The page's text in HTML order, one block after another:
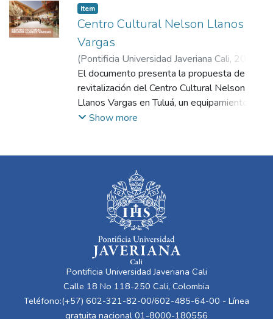
Item
Centro Cultural Nelson Llanos
Vargas
(Pontificia Universidad Javeriana Cali, 2025
López Losada, Valentina;Guardiola Lince,
Carolina
El documento presenta la propuesta de
revitalización del Centro Cultural Nelson
Llanos Vargas en Tuluá, un equipamiento
comunitario con fuerte valor simbólico para
deterioro estructural y funcional del centro
actual, pero también su papel como eje de
memoria, encuentro y formación cultural. La
propuesta arquitectónica busca reconstruir
la relación entre comunidad y espacio
público mediante estrategias que mejoran
la seguridad, accesibilidad y percepción del
entorno. El nuevo diseño incorpora un
volumen compacto con patios articuladores,
circulaciones perimetrales, espacios
Show more
Pontificia Universidad Javeriana Cali
Calle 18 No 118-250 Cali, Colombia
Teléfono:(+57) 602-321-82-00/602-485-64-00 - Línea
gratuita nacional 01-8000-180556